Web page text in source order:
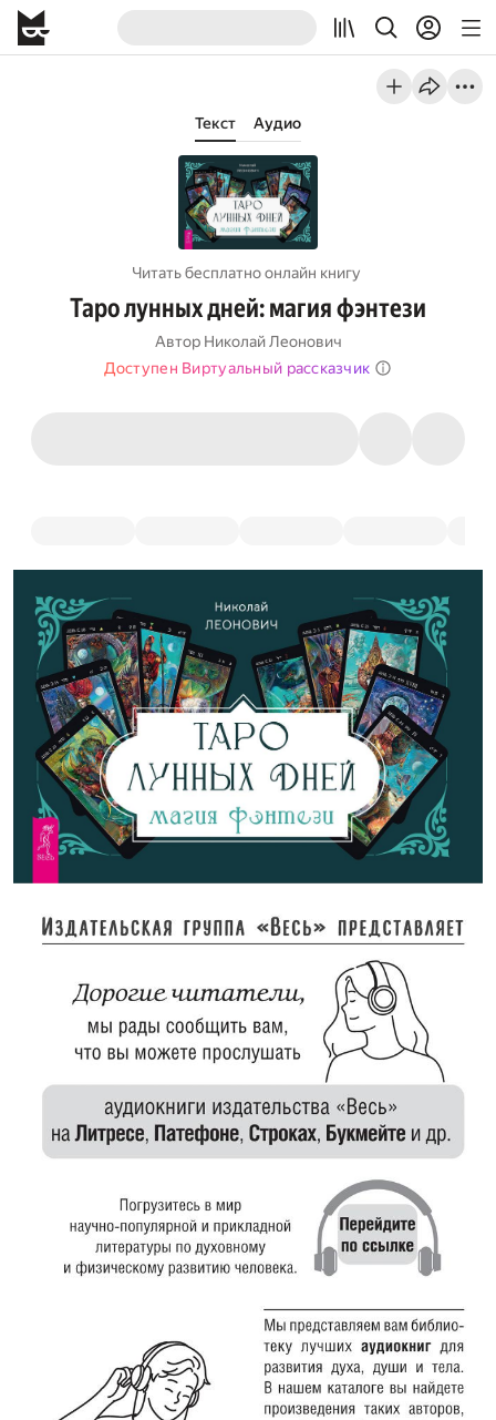
Текст Аудио
Читать бесплатно онлайн книгу
Таро лунных дней: магия фэнтези
Автор Николай Леонович
Доступен Виртуальный рассказчик